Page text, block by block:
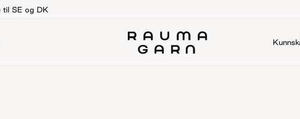
til SE og DK